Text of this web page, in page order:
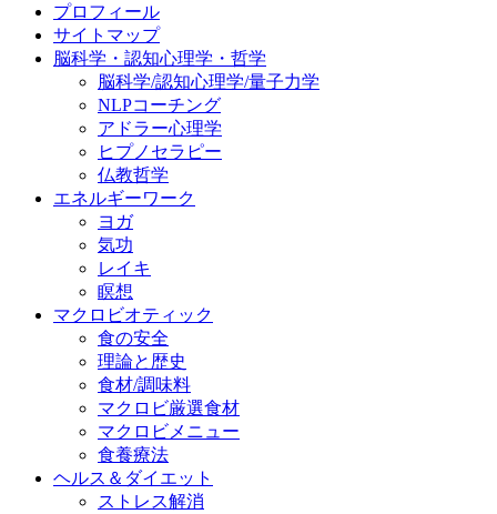
プロフィール
サイトマップ
脳科学・認知心理学・哲学
脳科学/認知心理学/量子力学
NLPコーチング
アドラー心理学
ヒプノセラピー
仏教哲学
エネルギーワーク
ヨガ
気功
レイキ
瞑想
マクロビオティック
食の安全
理論と歴史
食材/調味料
マクロビ厳選食材
マクロビメニュー
食養療法
ヘルス＆ダイエット
ストレス解消